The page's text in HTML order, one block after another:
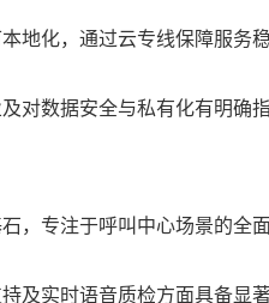
地化，通过云专线保障服务
对数据安全与私有化有明确
，专注于呼叫中心场景的全
及实时语音质检方面具备显